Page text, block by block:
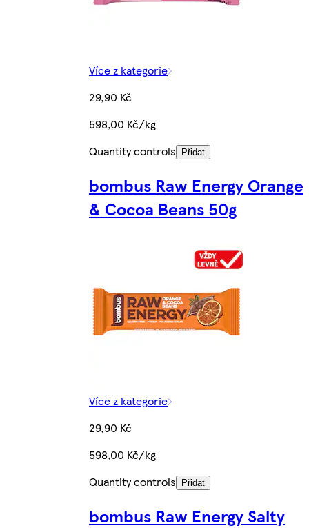
Více z kategorie
29,90 Kč
598,00 Kč/kg
Quantity controls
Přidat
bombus Raw Energy Orange
& Cocoa Beans 50g
Více z kategorie
29,90 Kč
598,00 Kč/kg
Quantity controls
Přidat
bombus Raw Energy Salty